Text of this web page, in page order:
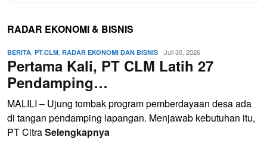
RADAR EKONOMI & BISNIS
BERITA, PT.CLM, RADAR EKONOMI DAN BISNIS Juli 30, 2026
Pertama Kali, PT CLM Latih 27
Pendamping…
MALILI – Ujung tombak program pemberdayaan desa ada
di tangan pendamping lapangan. Menjawab kebutuhan itu,
PT CitraSelengkapnya